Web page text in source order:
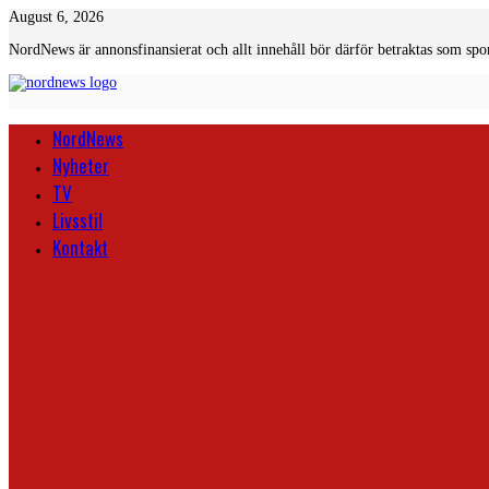
Skip
content
August 6, 2026
NordNews är annonsfinansierat och allt innehåll bör därför betraktas som
NordNews
Nyheter
TV
Livsstil
Kontakt